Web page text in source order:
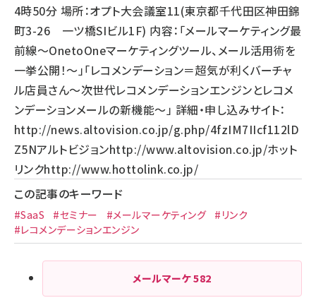
4時50分 場所：オプト大会議室11(東京都千代田区神田錦
町3-26 一ツ橋SIビル1F) 内容：「メールマーケティング最
前線～OnetoOneマーケティングツール、メール活用術を
一挙公開！～」「レコメンデーション＝超気が利くバーチャ
ル店員さん～次世代レコメンデーションエンジンとレコメ
ンデーションメールの新機能～」 詳細・申し込みサイト：
http://news.altovision.co.jp/g.php/4fzIM7IIcf112lD
Z5Nアルトビジョンhttp://www.altovision.co.jp/ホット
リンクhttp://www.hottolink.co.jp/
この記事のキーワード
#SaaS #セミナー #メールマーケティング
#リンク
#レコメンデーションエンジン
メールマーケ582